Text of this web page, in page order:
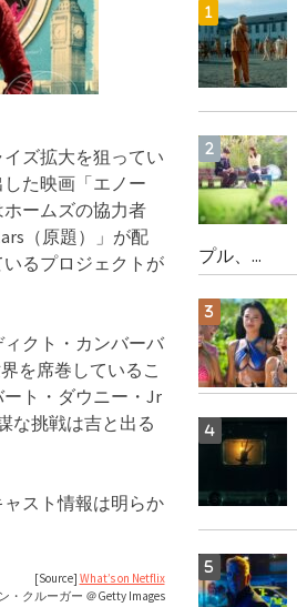
ズ拡大を狙ってい
た映画「エノー
ームズの協力者
（原題）」が配
るプロジェクトが
クト・カンバーバ
を席巻しているこ
ト・ダウニー・Jr
な挑戦は吉と出る
スト情報は明らか
[Source] What’s on Netflix
・クルーガー ＠Getty Images
プル、...